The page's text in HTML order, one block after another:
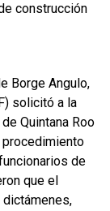
construcción
Borge Angulo,
solicitó a la
Quintana Roo
procedimiento
de
que el